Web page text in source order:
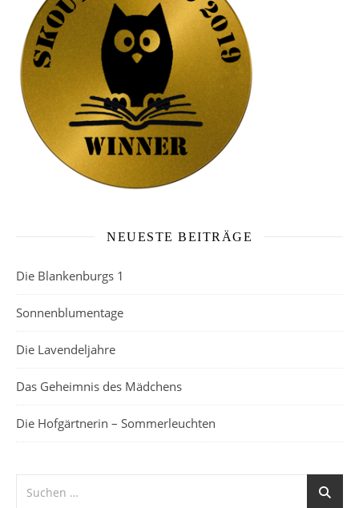
NEUESTE BEITRÄGE
Die Blankenburgs 1
Sonnenblumentage
Die Lavendeljahre
Das Geheimnis des Mädchens
Die Hofgärtnerin – Sommerleuchten